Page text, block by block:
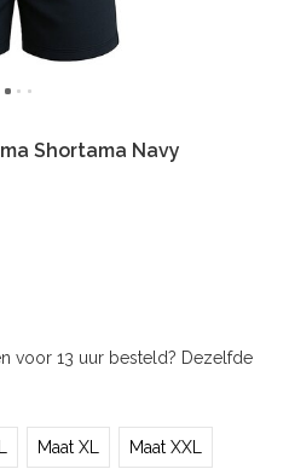
Shortama Navy
voor 13 uur besteld? Dezelfde
Maat XL Maat XXL